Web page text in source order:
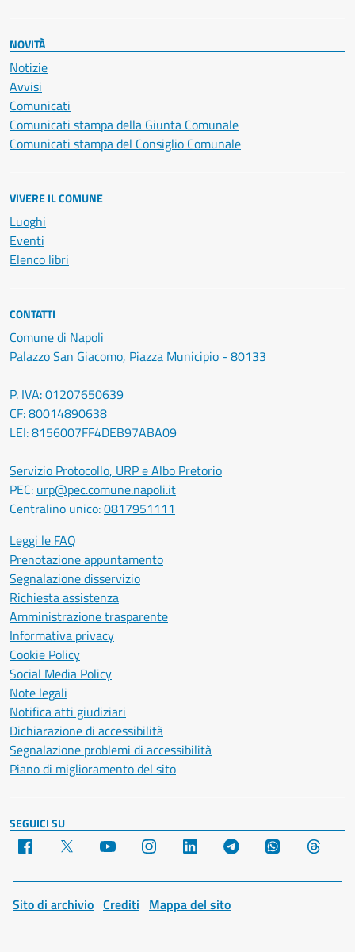
NOVITÀ
Notizie
Avvisi
Comunicati
Comunicati stampa della Giunta Comunale
Comunicati stampa del Consiglio Comunale
VIVERE IL COMUNE
Luoghi
Eventi
Elenco libri
CONTATTI
Comune di Napoli
Palazzo San Giacomo, Piazza Municipio - 80133
P. IVA: 01207650639
CF: 80014890638
LEI: 8156007FF4DEB97ABA09
Servizio Protocollo, URP e Albo Pretorio
PEC: urp@pec.comune.napoli.it
Centralino unico:0817951111
Leggi le FAQ
Prenotazione appuntamento
Segnalazione disservizio
Richiesta assistenza
Amministrazione trasparente
Informativa privacy
Cookie Policy
Social Media Policy
Note legali
Notifica atti giudiziari
Dichiarazione di accessibilità
Segnalazione problemi di accessibilità
Piano di miglioramento del sito
SEGUICI SU
Facebook YouTube Instagram LinkedIn Telegram WhatsApp
Sito di archivio Crediti Mappa del sito